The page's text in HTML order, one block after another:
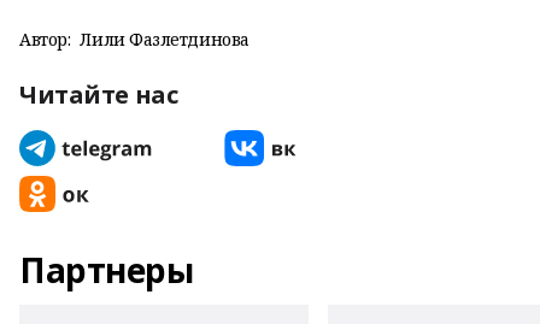
Автор: Лилиә Фазлетдинова
Читайте нас
Партнеры